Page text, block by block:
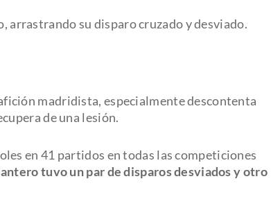
arrastrando su disparo cruzado y desviado.
madridista, especialmente descontenta
de una lesión.
en 41 partidos en todas las competiciones
tuvo un par de disparos desviados y otro